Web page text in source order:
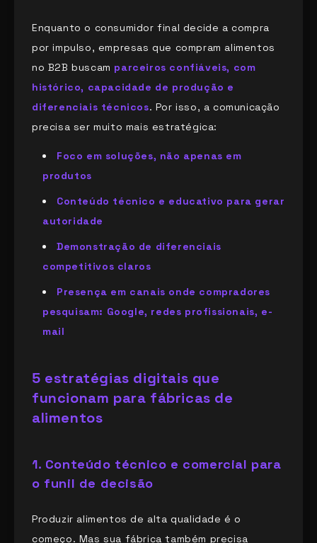
Enquanto o consumidor final decide a compra
por impulso, empresas que compram alimentos
no B2B buscam parceiros confiáveis, com
histórico, capacidade de produção e
diferenciais técnicos. Por isso, a comunicação
precisa ser muito mais estratégica:
Foco em soluções, não apenas em
produtos
Conteúdo técnico e educativo para gerar
autoridade
Demonstração de diferenciais
competitivos claros
Presença em canais onde compradores
pesquisam: Google, redes profissionais, e-
mail
5 estratégias digitais que
funcionam para fábricas de
alimentos
1. Conteúdo técnico e comercial para
o funil de decisão
Produzir alimentos de alta qualidade é o
começo. Mas sua fábrica também precisa